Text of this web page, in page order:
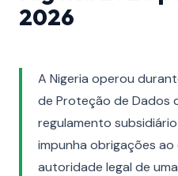
2026
A Nigeria operou
de Proteção de Dados
regulamento
impunha obrigações ao
autoridade legal de